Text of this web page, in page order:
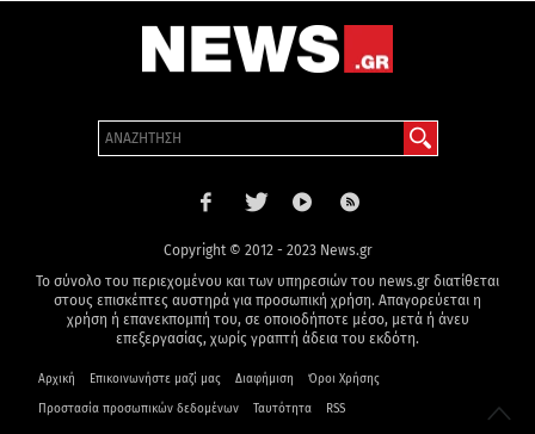
Copyright © 2012 - 2023 News.gr
Το σύνολο του περιεχομένου και των υπηρεσιών του news.gr διατίθεται
στους επισκέπτες αυστηρά για προσωπική χρήση. Απαγορεύεται η
χρήση ή επανεκπομπή του, σε οποιοδήποτε μέσο, μετά ή άνευ
επεξεργασίας, χωρίς γραπτή άδεια του εκδότη.
Αρχική Επικοινωνήστε μαζί μας Διαφήμιση Όροι Χρήσης
Προστασία προσωπικών δεδομένων Ταυτότητα RSS